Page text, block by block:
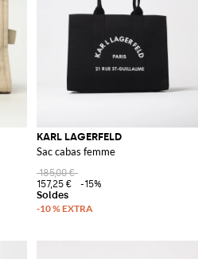
KARL LAGERFELD
Sac cabas femme
185,00 €
157,25 €
-15%